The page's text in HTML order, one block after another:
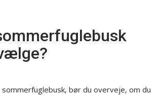
bør du overveje, om du